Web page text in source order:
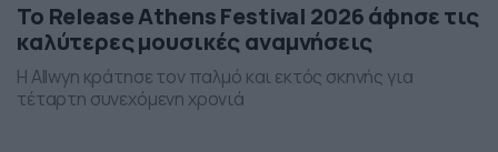
Το Release Athens Festival 2026 άφησε τις
καλύτερες μουσικές αναμνήσεις
Η Allwyn κράτησε τον παλμό και εκτός σκηνής για
τέταρτη συνεχόμενη χρονιά